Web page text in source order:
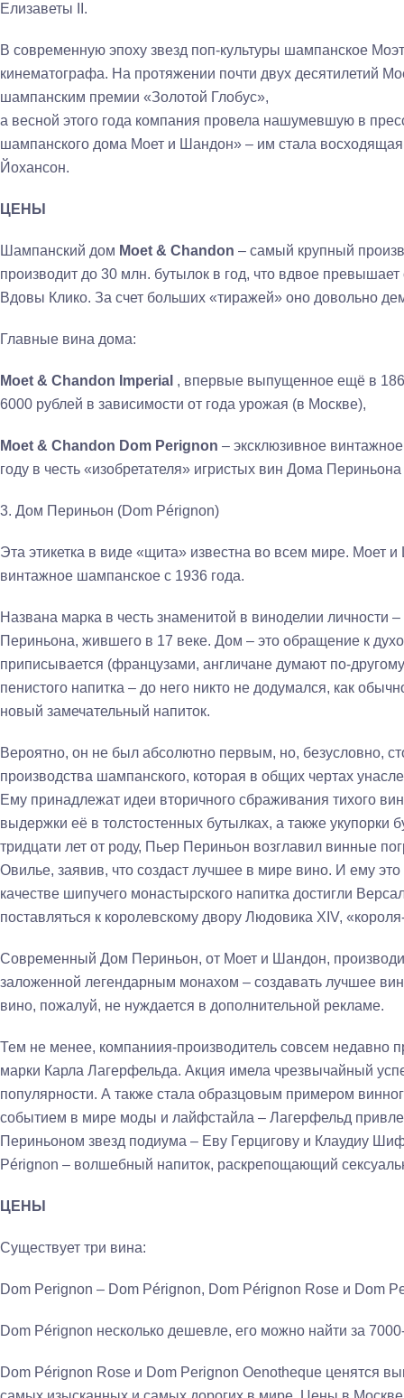
Елизаветы II.
В современную эпоху звезд поп-культуры шампанское
кинематографа. На протяжении почти двух десятилетий
шампанским премии «Золотой Глобус»,
а весной этого года компания провела нашумевшую в
шампанского дома Моет и Шандон» – им стала восходящая
Йохансон.
ЦЕНЫ
Шампанский дом Moet & Chandon – самый крупный
производит до 30 млн. бутылок в год, что вдвое
Вдовы Клико. За счет больших «тиражей» оно довольно
Главные вина дома:
Moet & Chandon Imperial , впервые выпущенное ещё в
6000 рублей в зависимости от года урожая (в Москве),
Moet & Chandon Dom Perignon – эксклюзивное
году в честь «изобретателя» игристых вин Дома
3. Дом Периньон (Dom Pérignon)
Эта этикетка в виде «щита» известна во всем мире. Моет
винтажное шампанское с 1936 года.
Названа марка в честь знаменитой в виноделии личности
Периньона, жившего в 17 веке. Дом – это обращение к
приписывается (французами, англичане думают по-
пенистого напитка – до него никто не додумался, как
новый замечательный напиток.
Вероятно, он не был абсолютно первым, но, безусловно,
производства шампанского, которая в общих чертах
Ему принадлежат идеи вторичного сбраживания тихого
выдержки её в толстостенных бутылках, а также укупорки
тридцати лет от роду, Пьер Периньон возглавил винные
Овилье, заявив, что создаст лучшее в мире вино. И ему
качестве шипучего монастырского напитка достигли
поставляться к королевскому двору Людовика XIV,
Современный Дом Периньон, от Моет и Шандон,
заложенной легендарным монахом – создавать лучшее
вино, пожалуй, не нуждается в дополнительной рекламе.
Тем не менее, компаниия-производитель совсем недавно
марки Карла Лагерфельда. Акция имела чрезвычайный
популярности. А также стала образцовым примером
событием в мире моды и лайфстайла – Лагерфельд
Периньоном звезд подиума – Еву Герцигову и Клаудиу
Pérignon – волшебный напиток, раскрепощающий
ЦЕНЫ
Существует три вина:
Dom Perignon – Dom Pérignon, Dom Pérignon Rose и Dom
Dom Pérignon несколько дешевле, его можно найти за
Dom Pérignon Rose и Dom Perignon Oenotheque ценятся